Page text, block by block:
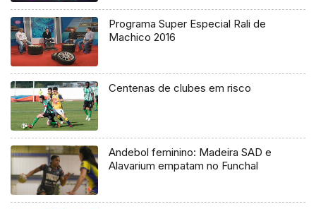
Programa Super Especial Rali de
Machico 2016
Centenas de clubes em risco
Andebol feminino: Madeira SAD e
Alavarium empatam no Funchal